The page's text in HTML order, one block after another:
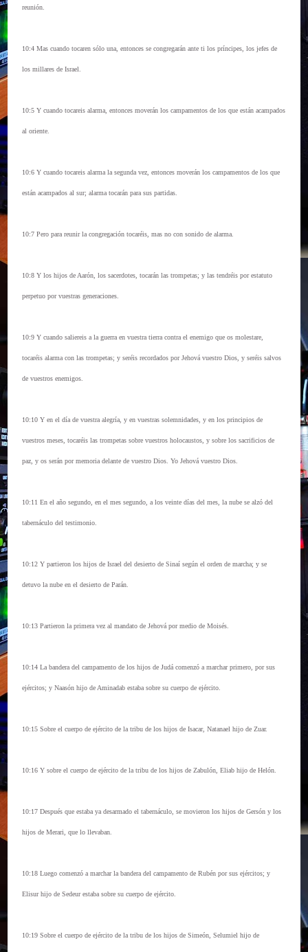
reunión.
10:4 Mas cuando tocaren sólo una, entonces se congregarán ante ti los príncipes, los jefes de
los millares de Israel.
10:5 Y cuando tocareis alarma, entonces moverán los campamentos de los que están acampados
al oriente.
10:6 Y cuando tocareis alarma la segunda vez, entonces moverán los campamentos de los que
están acampados al sur; alarma tocarán para sus partidas.
10:7 Pero para reunir la congregación tocaréis, mas no con sonido de alarma.
10:8 Y los hijos de Aarón, los sacerdotes, tocarán las trompetas; y las tendréis por estatuto
perpetuo por vuestras generaciones.
10:9 Y cuando saliereis a la guerra en vuestra tierra contra el enemigo que os molestare,
tocaréis alarma con las trompetas; y seréis recordados por Jehová vuestro Dios, y seréis salvos
de vuestros enemigos.
10:10 Y en el día de vuestra alegría, y en vuestras solemnidades, y en los principios de
vuestros meses, tocaréis las trompetas sobre vuestros holocaustos, y sobre los sacrificios de
paz, y os serán por memoria delante de vuestro Dios. Yo Jehová vuestro Dios.
10:11 En el año segundo, en el mes segundo, a los veinte días del mes, la nube se alzó del
tabernáculo del testimonio.
10:12 Y partieron los hijos de Israel del desierto de Sinaí según el orden de marcha; y se
detuvo la nube en el desierto de Parán.
10:13 Partieron la primera vez al mandato de Jehová por medio de Moisés.
10:14 La bandera del campamento de los hijos de Judá comenzó a marchar primero, por sus
ejércitos; y Naasón hijo de Aminadab estaba sobre su cuerpo de ejército.
10:15 Sobre el cuerpo de ejército de la tribu de los hijos de Isacar, Natanael hijo de Zuar.
10:16 Y sobre el cuerpo de ejército de la tribu de los hijos de Zabulón, Eliab hijo de Helón.
10:17 Después que estaba ya desarmado el tabernáculo, se movieron los hijos de Gersón y los
hijos de Merari, que lo llevaban.
10:18 Luego comenzó a marchar la bandera del campamento de Rubén por sus ejércitos; y
Elisur hijo de Sedeur estaba sobre su cuerpo de ejército.
10:19 Sobre el cuerpo de ejército de la tribu de los hijos de Simeón, Selumiel hijo de